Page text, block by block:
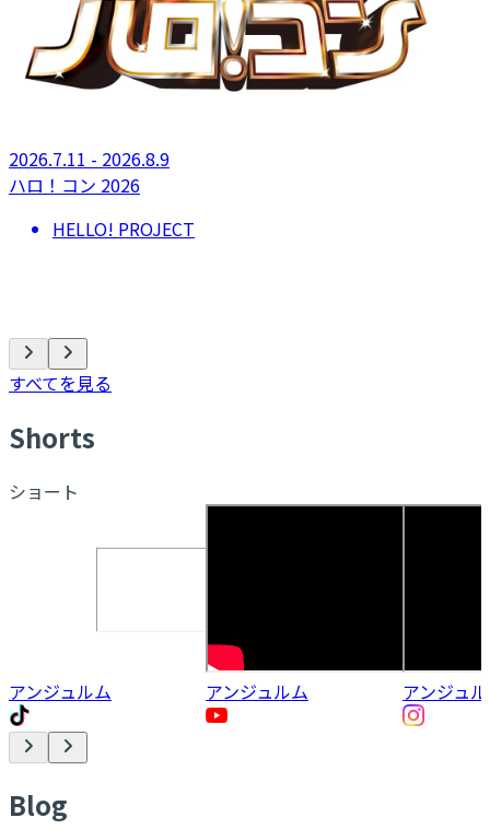
2026.7.11 - 2026.8.9
ハロ！コン 2026
HELLO! PROJECT
すべてを見る
Shorts
ショート
アンジュルム アンジュルム アンジュ
Blog